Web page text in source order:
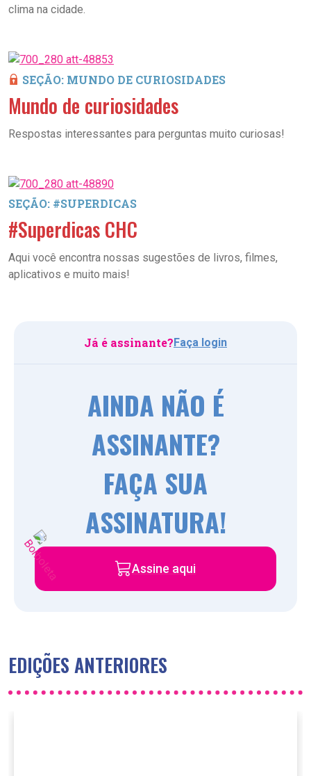
clima na cidade.
SEÇÃO: MUNDO DE CURIOSIDADES
Mundo de curiosidades
Respostas interessantes para perguntas muito curiosas!
SEÇÃO: #SUPERDICAS
#Superdicas CHC
Aqui você encontra nossas sugestões de livros, filmes,
aplicativos e muito mais!
Já é assinante?Faça login
AINDA NÃO É
ASSINANTE?
FAÇA SUA
ASSINATURA!
Assine aqui
EDIÇÕES ANTERIORES